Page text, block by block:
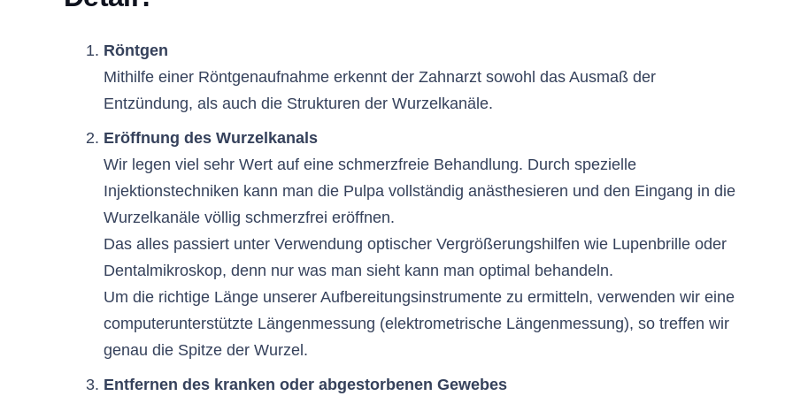
Röntgen
Mithilfe einer Röntgenaufnahme erkennt der Zahnarzt sowohl das Ausmaß der
Entzündung, als auch die Strukturen der Wurzelkanäle.
Eröffnung des Wurzelkanals
Wir legen viel sehr Wert auf eine schmerzfreie Behandlung. Durch spezielle
Injektionstechniken kann man die Pulpa vollständig anästhesieren und den Eingang in die
Wurzelkanäle völlig schmerzfrei eröffnen.
Das alles passiert unter Verwendung optischer Vergrößerungshilfen wie Lupenbrille oder
Dentalmikroskop, denn nur was man sieht kann man optimal behandeln.
Um die richtige Länge unserer Aufbereitungsinstrumente zu ermitteln, verwenden wir eine
computerunterstützte Längenmessung (elektrometrische Längenmessung), so treffen wir
genau die Spitze der Wurzel.
Entfernen des kranken oder abgestorbenen Gewebes